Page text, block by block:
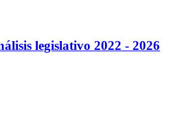
legislativo 2022 - 2026